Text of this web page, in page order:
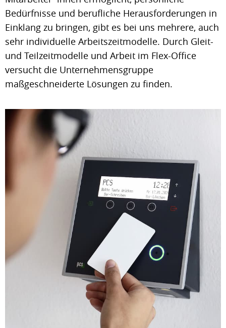
Bedürfnisse und berufliche Herausforderungen in
Einklang zu bringen, gibt es bei uns mehrere, auch
sehr individuelle Arbeitszeitmodelle. Durch Gleit-
und Teilzeitmodelle und Arbeit im Flex-Office
versucht die Unternehmensgruppe
maßgeschneiderte Lösungen zu finden.